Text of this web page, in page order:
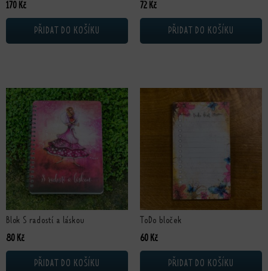
170 Kč
PŘIDAT DO KOŠÍKU
72 Kč
PŘIDAT DO KOŠÍKU
Blok S radostí a láskou
80 Kč
PŘIDAT DO KOŠÍKU
ToDo bloček
60 Kč
PŘIDAT DO KOŠÍKU